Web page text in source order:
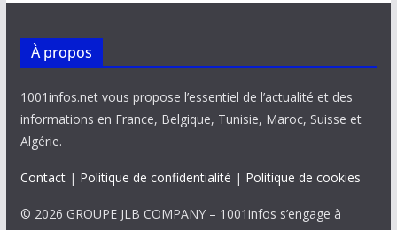
À propos
1001infos.net vous propose l’essentiel de l’actualité et des
informations en France, Belgique, Tunisie, Maroc, Suisse et
Algérie.
Contact| Politique de confidentialité | Politique de cookies
© 2026 GROUPE JLB COMPANY – 1001infos s’engage à